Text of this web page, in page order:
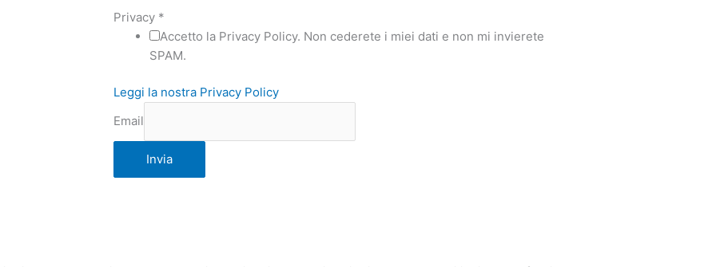
Privacy *
Accetto la Privacy Policy. Non cederete i miei dati e non mi invierete
SPAM.
Leggi la nostra Privacy Policy
Email
Invia